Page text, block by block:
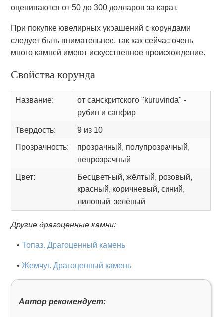
оцениваются от 50 до 300 долларов за карат.
При покупке ювелирных украшений с корундами
следует быть внимательнее, так как сейчас очень
много камней имеют искусственное происхождение.
Свойства корунда
Название:
от санскритского "kuruvinda" -
рубин и сапфир
Твердость: 9 из 10
Прозрачность:
прозрачный, полупрозрачный,
непрозрачный
Цвет:
Бесцветный, жёлтый, розовый,
красный, коричневый, синий,
лиловый, зелёный
Другие драгоценные камни:
•Топаз. Драгоценный камень
• Жемчуг. Драгоценный камень
Автор рекомендует: